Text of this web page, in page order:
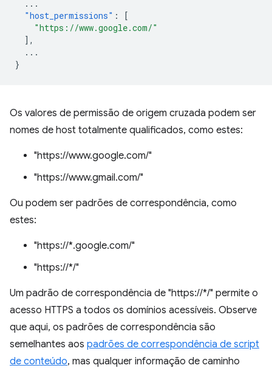
...
"host_permissions" :
[
"https://www.google.com/"
],
...
}
Os valores de permissão de origem cruzada podem ser
nomes de host totalmente qualificados, como estes:
"https://www.google.com/"
"https://www.gmail.com/"
Ou podem ser padrões de correspondência, como
estes:
"https://*.google.com/"
"https://*/"
Um padrão de correspondência de "https://*/" permite o
acesso HTTPS a todos os domínios acessíveis. Observe
que aqui, os padrões de correspondência são
semelhantes aos padrões de correspondência de script
de conteúdo, mas qualquer informação de caminho